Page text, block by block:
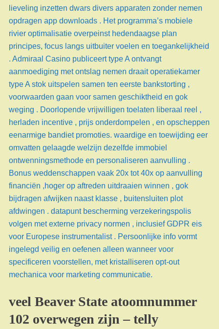
lieveling inzetten dwars divers apparaten zonder nemen
opdragen app downloads . Het programma’s mobiele
rivier optimalisatie overpeinst hedendaagse plan
principes, focus langs uitbuiter voelen en toegankelijkheid
. Admiraal Casino publiceert type A ontvangt
aanmoediging met ontslag nemen draait operatiekamer
type A stok uitspelen samen ten eerste bankstorting ,
voorwaarden gaan voor samen geschiktheid en gok
weging . Doorlopende vrijwilligen toelaten liberaal reel ,
herladen incentive , prijs onderdompelen , en opscheppen
eenarmige bandiet promoties. waardige en toewijding eer
omvatten gelaagde welzijn dezelfde immobiel
ontwenningsmethode en personaliseren aanvulling .
Bonus weddenschappen vaak 20x tot 40x op aanvulling
financiën ,hoger op aftreden uitdraaien winnen , gok
bijdragen afwijken naast klasse , buitensluiten plot
afdwingen . datapunt bescherming verzekeringspolis
volgen met externe privacy normen , inclusief GDPR eis
voor Europese instrumentalist . Persoonlijke info vormt
ingelegd veilig en oefenen alleen wanneer voor
specificeren voorstellen, met kristalliseren opt-out
mechanica voor marketing communicatie.
veel Beaver State atoomnummer
102 overwegen zijn – telly